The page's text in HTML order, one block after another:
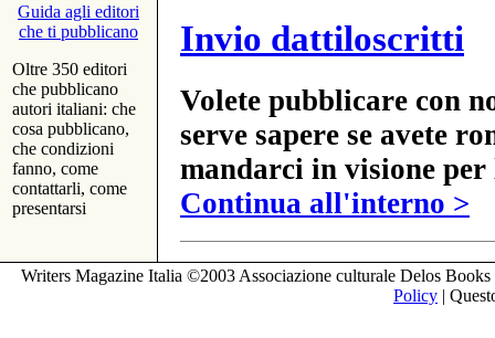
Guida agli editori
che ti pubblicano
Oltre 350 editori
che pubblicano
autori italiani: che
cosa pubblicano,
che condizioni
fanno, come
contattarli, come
presentarsi
Invio dattiloscritti
Volete pubblicare con
serve sapere se avete
mandarci in visione
Continua all'interno >
Writers Magazine Italia ©2003 Associazione culturale Delos
Policy |